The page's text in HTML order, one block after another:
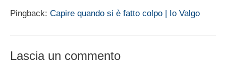
Pingback: Capire quando si è fatto colpo | Io Valgo
Lascia un commento